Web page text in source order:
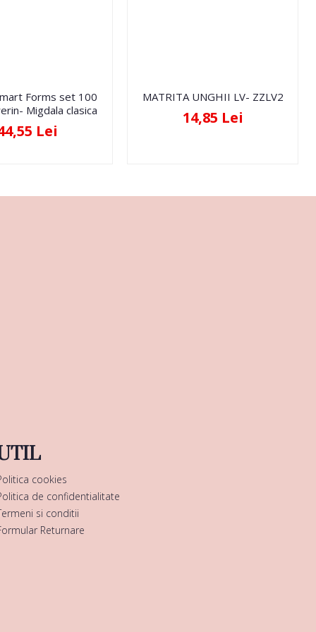
Forms set 100
Migdala clasica
Lei
MATRITA UNGHII LV- ZZLV2
14,85 Lei
cookies
de confidentialitate
si conditii
Returnare